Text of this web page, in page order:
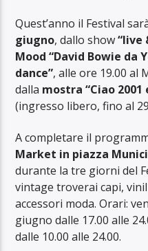
Quest’anno il Festival
giugno, dallo show“live
Mood “David Bowie da
dance”, alle ore 19.00 al
dalla mostra “Ciao
(ingresso libero, fino al
A completare il
Market in piazza
durante la tre giorni del
vintage troverai capi,
accessori moda. Orari:
giugno dalle 17.00 alle
dalle 10.00 alle 24.00.